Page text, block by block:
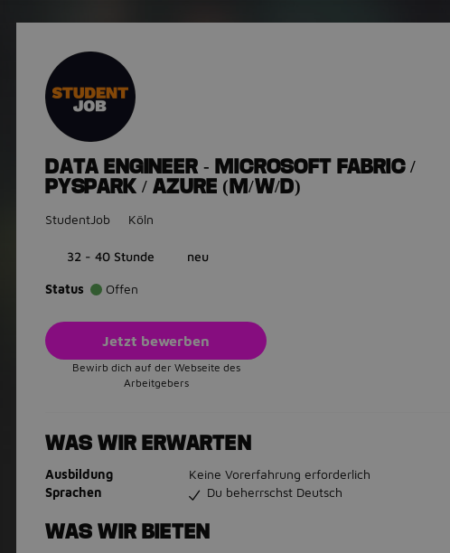
DATA ENGINEER - MICROSOFT FABRIC /
PYSPARK / AZURE (M/W/D)
StudentJob Köln
32 - 40 Stunde neu
Status Offen
Jetzt bewerben
Bewirb dich auf der Webseite des
Arbeitgebers
WAS WIR ERWARTEN
Ausbildung
Keine Vorerfahrung erforderlich
Sprachen
Du beherrschst Deutsch
WAS WIR BIETEN